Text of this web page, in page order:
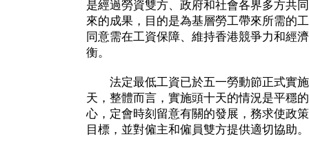
是經過勞資雙方、政府和社會各界多方共
來的成果，目的是為基層勞工帶來所需的
同意需在工資保障、維持香港競爭力和經
衡。
法定最低工資已於五一勞動節正式實施
天，整體而言，實施頭十天的情況是平穩
心，定會時刻留意有關的發展，務求使政
目標，並對僱主和僱員雙方提供適切協助。